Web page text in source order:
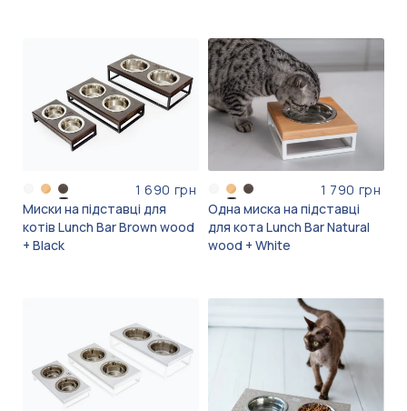
1 690 грн
Миски на підставці для
котів Lunch Bar Brown wood
+ Black
1 790 грн
Одна миска на підставці
для кота Lunch Bar Natural
wood + White